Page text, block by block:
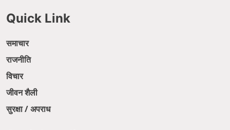
Quick Link
समाचार
राजनीति
विचार
जीवन शैली
सुरक्षा / अपराध